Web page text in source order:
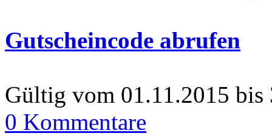
Gutscheincode abrufen
Gültig vom 01.11.2015 bis
0 Kommentare